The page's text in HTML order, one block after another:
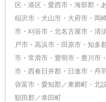
区・港区・愛西市・海部郡・
稲沢市・犬山市・大府市・岡
市・刈谷市・北名古屋市・清
戸市・高浜市・田原市・知多
市・常滑市・豊明市・豊川市
市・西春日井郡・日進市・丹
弥富市・愛知郡／東郷町・北
額田郡／幸田町